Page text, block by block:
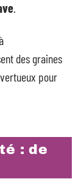
.
des graines
pour
: de